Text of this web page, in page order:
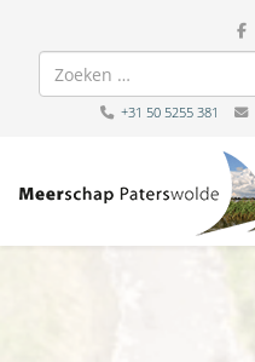
Zoeken
+31 50 5255 381